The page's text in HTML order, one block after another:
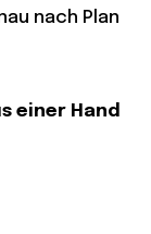
nach Plan
einer Hand